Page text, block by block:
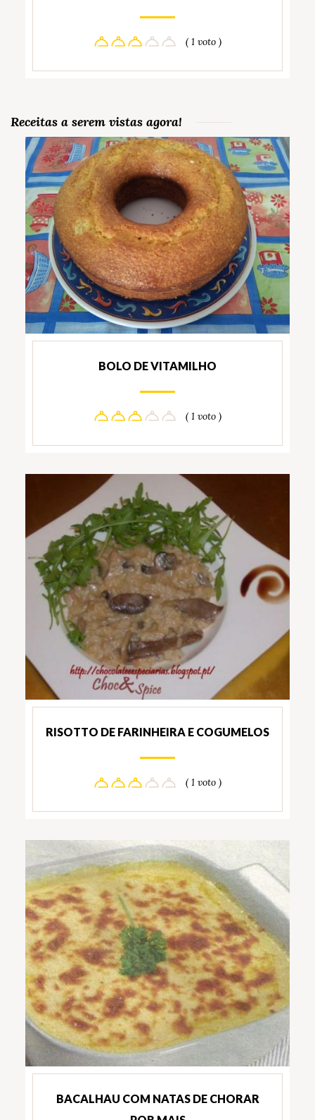
( 1 voto )
Receitas a serem vistas agora!
BOLO DE VITAMILHO
( 1 voto )
RISOTTO DE FARINHEIRA E COGUMELOS
( 1 voto )
BACALHAU COM NATAS DE CHORAR